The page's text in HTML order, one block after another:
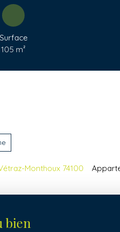
Surface
105 m²
Monthoux 74100
bien